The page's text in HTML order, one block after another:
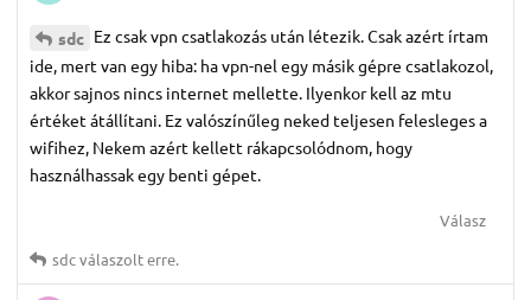
sdc Ez csak vpn csatlakozás után létezik. Csak azért írtam
ide, mert van egy hiba: ha vpn-nel egy másik gépre csatlakozol,
akkor sajnos nincs internet mellette. Ilyenkor kell az mtu
értéket átállítani. Ez valószínűleg neked teljesen felesleges a
wifihez, Nekem azért kellett rákapcsolódnom, hogy
használhassak egy benti gépet.
Válasz
sdcválaszolt erre.